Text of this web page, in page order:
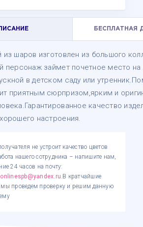
БЕСПЛАТНАЯ
из шаров изготовлен из большого
персонаж займет почетное место
в детском саду или
приятным сюрпризом,ярким и
качество
настроения.
не устроит качество цветов
нашего сотрудника – напишите нам,
24 часов на почту:
.В кратчайшие
мы проведем проверку и решим данную